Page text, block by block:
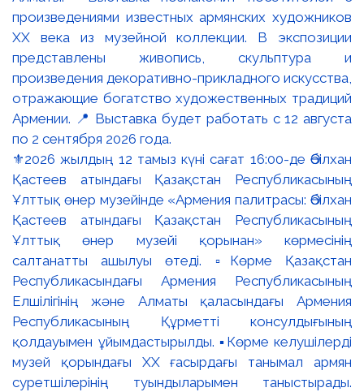
⚜️2026 жылдың 12 тамыз күні сағат 16:00-де Әбілхан
Қастеев атындағы Қазақстан Республикасының
Ұлттық өнер музейінде «Армения палитрасы: Әбілхан
Қастеев атындағы Қазақстан Республикасының
Ұлттық өнер музейі қорынан» көрмесінің
салтанатты ашылуы өтеді. ▫️Көрме Қазақстан
Республикасындағы Армения Республикасының
Елшілігінің және Алматы қаласындағы Армения
Республикасының Құрметті консулдығының
қолдауымен ұйымдастырылды. ▪️Көрме келушілерді
музей қорындағы ХХ ғасырдағы танымал армян
суретшілерінің туындыларымен таныстырады.